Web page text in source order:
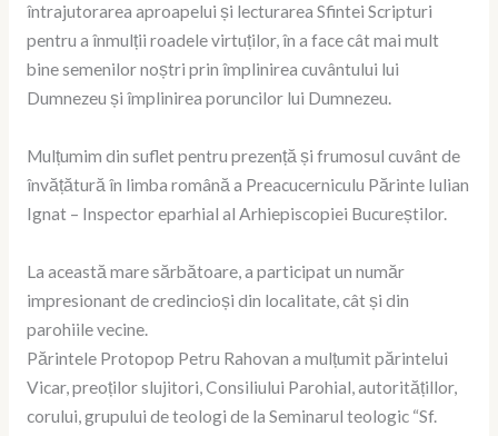
întrajutorarea aproapelui și lecturarea Sfintei Scripturi
pentru a înmulții roadele virtuților, în a face cât mai mult
bine semenilor noștri prin împlinirea cuvântului lui
Dumnezeu și împlinirea poruncilor lui Dumnezeu.
Mulțumim din suflet pentru prezență și frumosul cuvânt de
învățătură în limba română a Preacucerniculu Părinte Iulian
Ignat – Inspector eparhial al Arhiepiscopiei Bucureștilor.
La această mare sărbătoare, a participat un număr
impresionant de credincioși din localitate, cât și din
parohiile vecine.
Părintele Protopop Petru Rahovan a mulțumit părintelui
Vicar, preoților slujitori, Consiliului Parohial, autoritățillor,
corului, grupului de teologi de la Seminarul teologic “Sf.